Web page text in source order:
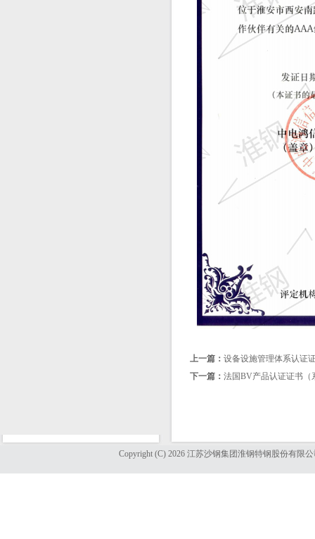
上一篇： 设备设施管理体系认证
下一篇： 法国BV产品认证证书（
Copyright (C) 2026 江苏沙钢集团淮钢特钢股份有限